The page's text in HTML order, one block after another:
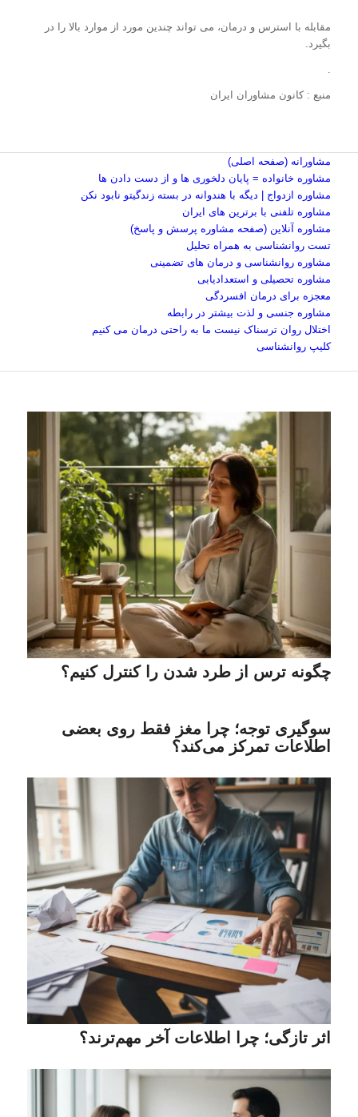
مقابله با استرس و درمان، می تواند چندین مورد از موارد بالا را در
بگیرد.
.
منبع : کانون مشاوران ایران
مشاورانه (صفحه اصلی)
مشاوره خانواده = پایان دلخوری ها و از دست دادن ها
مشاوره ازدواج | دیگه با هندوانه در بسته زندگیتو نابود نکن
مشاوره تلفنی با برترین های ایران
مشاوره آنلاین (صفحه مشاوره پرسش و پاسخ)
تست روانشناسی به همراه تحلیل
مشاوره روانشناسی و درمان های تضمینی
مشاوره تحصیلی و استعدادیابی
معجزه برای درمان افسردگی
مشاوره جنسی و لذت بیشتر در رابطه
اختلال روان ترسناک نیست ما به راحتی درمان می کنیم
کلیپ روانشناسی
چگونه ترس از طرد شدن را کنترل کنیم؟
سوگیری توجه؛ چرا مغز فقط روی بعضی
اطلاعات تمرکز می‌کند؟
اثر تازگی؛ چرا اطلاعات آخر مهم‌ترند؟